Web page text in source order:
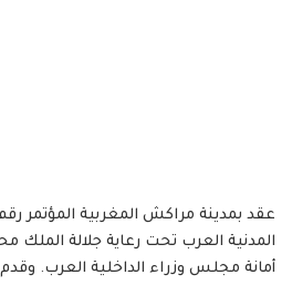
المدنية العرب تحت رعاية جلالة
أمانة مجلس وزراء الداخلية العرب.